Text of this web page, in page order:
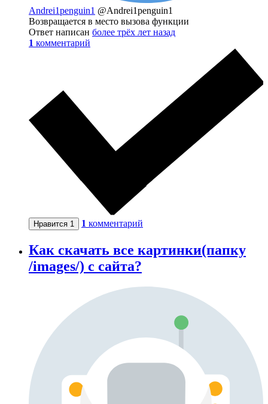
Andrei1penguin1 @Andrei1penguin1
Возвращается в место вызова функции
Ответ написан более трёх лет назад
1 комментарий
Нравится 1 1 комментарий
Как скачать все картинки(папку
/images/) с сайта?